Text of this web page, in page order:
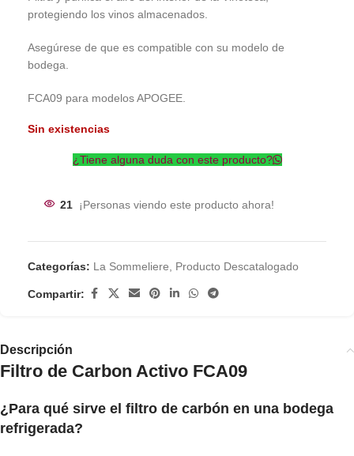
protegiendo los vinos almacenados.
Asegúrese de que es compatible con su modelo de
bodega.
FCA09 para modelos APOGEE.
Sin existencias
¿Tiene alguna duda con este producto?
21 ¡Personas viendo este producto ahora!
Categorías: La Sommeliere Producto Descatalogado
Compartir:
Descripción
Filtro de Carbon Activo FCA09
¿Para qué sirve el filtro de carbón en una bodega
refrigerada?